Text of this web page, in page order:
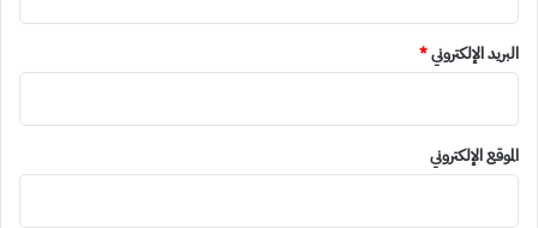
البريد الإلكتروني*
الموقع الإلكتروني